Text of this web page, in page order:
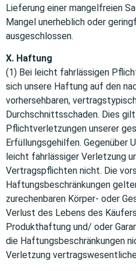
Lieferung einer mangelfreien
Mangel unerheblich oder
ausgeschlossen.
X. Haftung
(1) Bei leicht fahrlässigen
sich unsere Haftung auf den
vorhersehbaren,
Durchschnittsschaden. Dies
Pflichtverletzungen unserer
Erfüllungsgehilfen. Gegenüber
leicht fahrlässiger Verletzung
Vertragspflichten nicht. Die
Haftungsbeschränkungen
zurechenbaren Körper- oder
Verlust des Lebens des
Produkthaftung und/ oder
die Haftungsbeschränkungen
Verletzung